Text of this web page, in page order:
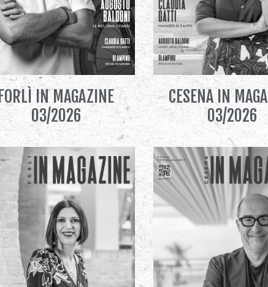
FORLÌ IN MAGAZINE
03/2026
CESENA IN
03/2026